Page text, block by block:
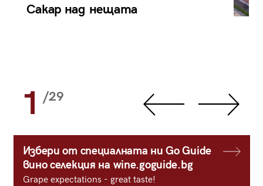
Сакар над нещата
1 /29
Избери от специалната ни Go Guide
вино селекция на wine.goguide.bg
Grape expectations - great taste!